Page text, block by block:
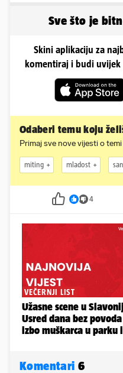
Sve što je
Skini aplikaciju za
komentiraj i budi
Odaberi temu koju
Primaj sve nove vijesti o
miting mladost
4
Komentari 6